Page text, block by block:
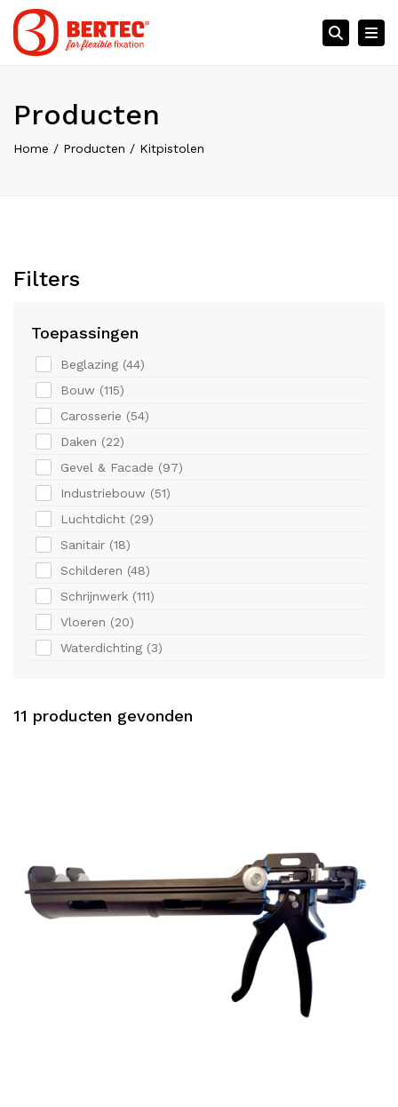
Producten
Home Producten Kitpistolen
Filters
Toepassingen
Beglazing (44)
Bouw (115)
Carosserie (54)
Daken (22)
Gevel & Facade (97)
Industriebouw (51)
Luchtdicht (29)
Sanitair (18)
Schilderen (48)
Schrijnwerk (111)
Vloeren (20)
Waterdichting (3)
11 producten gevonden